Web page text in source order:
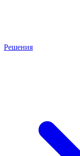
Решения